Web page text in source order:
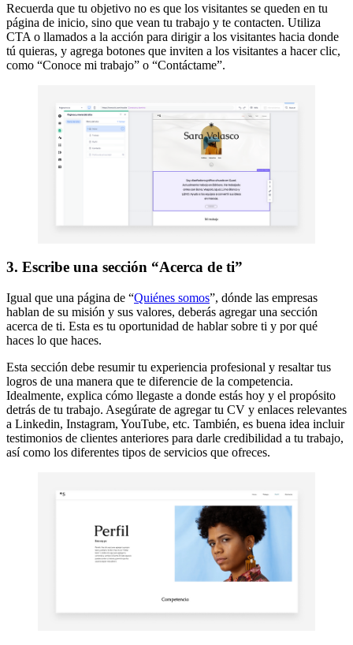
Recuerda que tu objetivo no es que los visitantes se queden en tu
página de inicio, sino que vean tu trabajo y te contacten. Utiliza
CTA o llamados a la acción para dirigir a los visitantes hacia donde
tú quieras, y agrega botones que inviten a los visitantes a hacer clic,
como “Conoce mi trabajo” o “Contáctame”.
3. Escribe una sección “Acerca de ti”
Igual que una página de “Quiénes somos”, dónde las empresas
hablan de su misión y sus valores, deberás agregar una sección
acerca de ti. Esta es tu oportunidad de hablar sobre ti y por qué
haces lo que haces.
Esta sección debe resumir tu experiencia profesional y resaltar tus
logros de una manera que te diferencie de la competencia.
Idealmente, explica cómo llegaste a donde estás hoy y el propósito
detrás de tu trabajo. Asegúrate de agregar tu CV y enlaces relevantes
a Linkedin, Instagram, YouTube, etc. También, es buena idea incluir
testimonios de clientes anteriores para darle credibilidad a tu trabajo,
así como los diferentes tipos de servicios que ofreces.